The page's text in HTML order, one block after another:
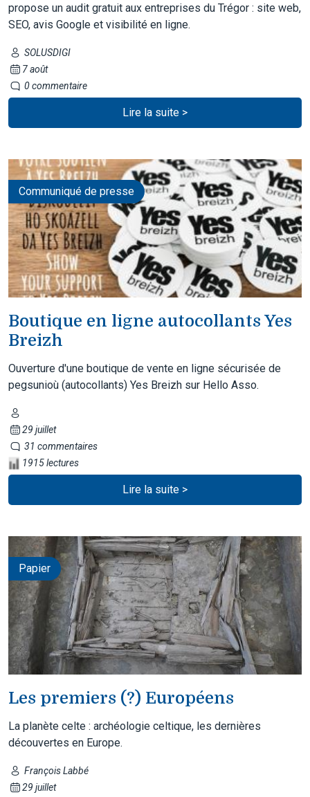
propose un audit gratuit aux entreprises du Trégor : site web,
SEO, avis Google et visibilité en ligne.
SOLUSDIGI
7 août
0 commentaire
Lire la suite >
Communiqué de presse
Boutique en ligne autocollants Yes
Breizh
Ouverture d'une boutique de vente en ligne sécurisée de
pegsunioù (autocollants) Yes Breizh sur Hello Asso.
29 juillet
31 commentaires
1915 lectures
Lire la suite >
Papier
Les premiers (?) Européens
La planète celte : archéologie celtique, les dernières
découvertes en Europe.
François Labbé
29 juillet